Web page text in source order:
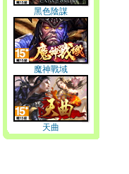
黑色陰謀
魔神戰域
天曲